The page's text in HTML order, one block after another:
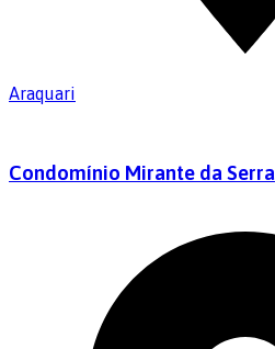
Araquari
Condomínio Mirante da Serra